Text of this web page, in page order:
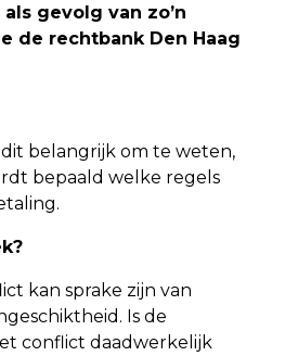
gevolg van zo’n
de rechtbank Den Haag
belangrijk om te weten,
bepaald welke regels
kan sprake zijn van
Is de
conflict daadwerkelijk